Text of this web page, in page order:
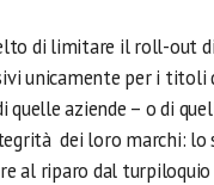
di limitare il roll-out
unicamente per i titoli
quelle aziende – o di
dei loro marchi:
al riparo dal turpiloquio